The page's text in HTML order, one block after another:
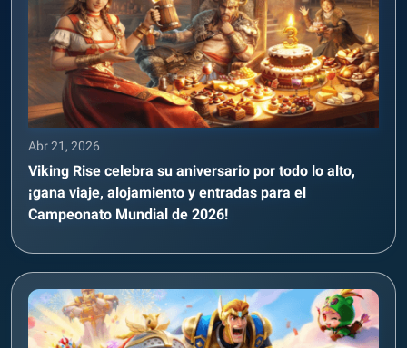
Abr 21, 2026
Viking Rise celebra su aniversario por todo lo alto,
¡gana viaje, alojamiento y entradas para el
Campeonato Mundial de 2026!